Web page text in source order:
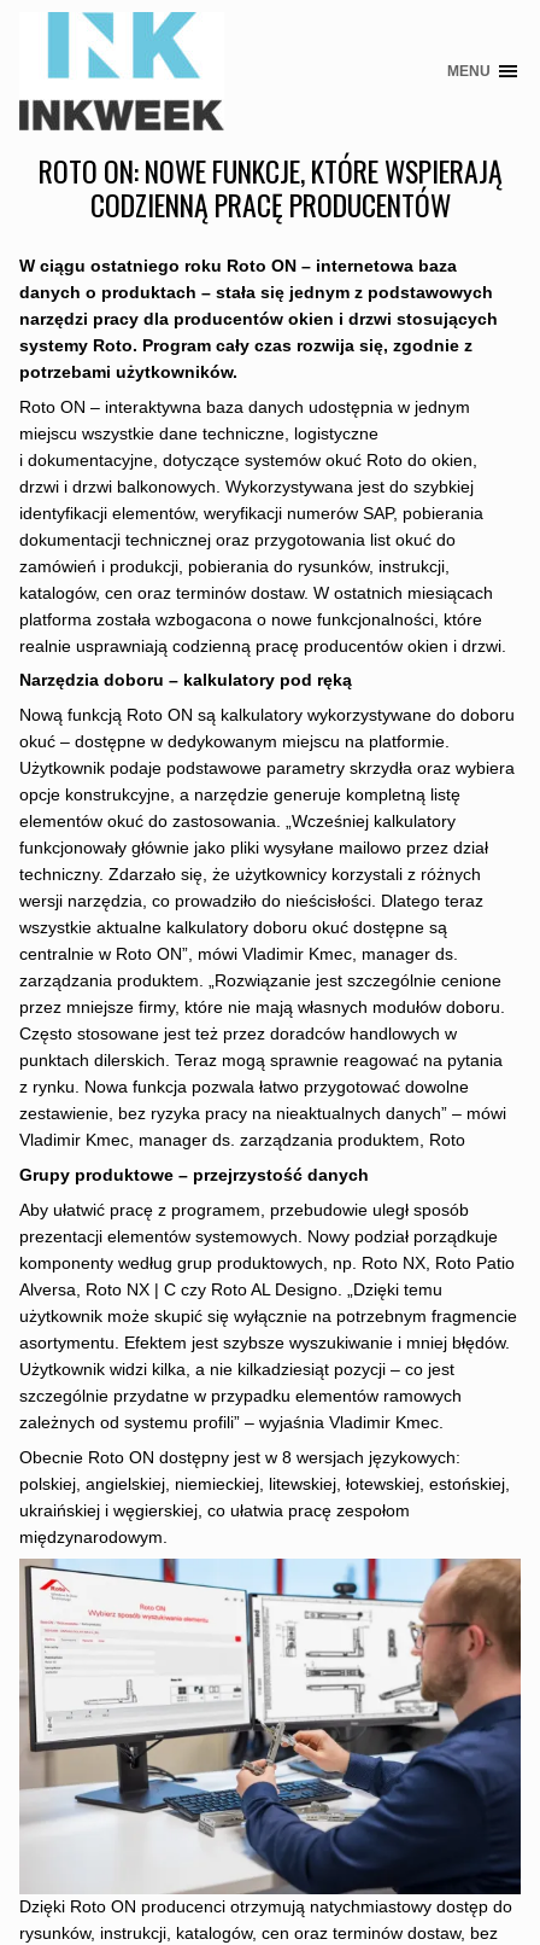
Skip
content
MENU
ROTO ON: NOWE FUNKCJE, KTÓRE WSPIERAJĄ
CODZIENNĄ PRACĘ PRODUCENTÓW
W ciągu ostatniego roku Roto ON – internetowa baza
danych o produktach – stała się jednym z podstawowych
narzędzi pracy dla producentów okien i drzwi stosujących
systemy Roto. Program cały czas rozwija się, zgodnie z
potrzebami użytkowników.
Roto ON – interaktywna baza danych udostępnia w jednym
miejscu wszystkie dane techniczne, logistyczne
i dokumentacyjne, dotyczące systemów okuć Roto do okien,
drzwi i drzwi balkonowych. Wykorzystywana jest do szybkiej
identyfikacji elementów, weryfikacji numerów SAP, pobierania
dokumentacji technicznej oraz przygotowania list okuć do
zamówień i produkcji, pobierania do rysunków, instrukcji,
katalogów, cen oraz terminów dostaw. W ostatnich miesiącach
platforma została wzbogacona o nowe funkcjonalności, które
realnie usprawniają codzienną pracę producentów okien i drzwi.
Narzędzia doboru – kalkulatory pod ręką
Nową funkcją Roto ON są kalkulatory wykorzystywane do doboru
okuć – dostępne w dedykowanym miejscu na platformie.
Użytkownik podaje podstawowe parametry skrzydła oraz wybiera
opcje konstrukcyjne, a narzędzie generuje kompletną listę
elementów okuć do zastosowania. „Wcześniej kalkulatory
funkcjonowały głównie jako pliki wysyłane mailowo przez dział
techniczny. Zdarzało się, że użytkownicy korzystali z różnych
wersji narzędzia, co prowadziło do nieścisłości. Dlatego teraz
wszystkie aktualne kalkulatory doboru okuć dostępne są
centralnie w Roto ON”, mówi Vladimir Kmec, manager ds.
zarządzania produktem. „Rozwiązanie jest szczególnie cenione
przez mniejsze firmy, które nie mają własnych modułów doboru.
Często stosowane jest też przez doradców handlowych w
punktach dilerskich. Teraz mogą sprawnie reagować na pytania
z rynku. Nowa funkcja pozwala łatwo przygotować dowolne
zestawienie, bez ryzyka pracy na nieaktualnych danych” – mówi
Vladimir Kmec, manager ds. zarządzania produktem, Roto
Grupy produktowe – przejrzystość danych
Aby ułatwić pracę z programem, przebudowie uległ sposób
prezentacji elementów systemowych. Nowy podział porządkuje
komponenty według grup produktowych, np. Roto NX, Roto Patio
Alversa, Roto NX | C czy Roto AL Designo. „Dzięki temu
użytkownik może skupić się wyłącznie na potrzebnym fragmencie
asortymentu. Efektem jest szybsze wyszukiwanie i mniej błędów.
Użytkownik widzi kilka, a nie kilkadziesiąt pozycji – co jest
szczególnie przydatne w przypadku elementów ramowych
zależnych od systemu profili” – wyjaśnia Vladimir Kmec.
Obecnie Roto ON dostępny jest w 8 wersjach językowych:
polskiej, angielskiej, niemieckiej, litewskiej, łotewskiej, estońskiej,
ukraińskiej i węgierskiej, co ułatwia pracę zespołom
międzynarodowym.
Dzięki Roto ON producenci otrzymują natychmiastowy dostęp do
rysunków, instrukcji, katalogów, cen oraz terminów dostaw, bez